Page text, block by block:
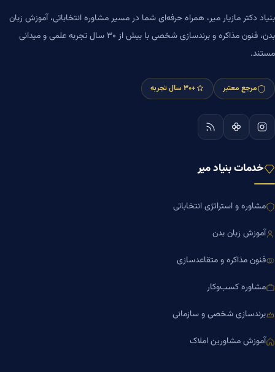
بنیاد دکتر مازیار میر، همراه حرفه‌ای شما در مسیر مشاوره انتخاباتی، آموزش زبان
بدن، فنون مذاکره و برندسازی شخصی با بیش از ۳۰ سال تجربه علمی و میدانی
مستند.
مرجع معتبر +۳۰ سال تجربه
خدمات بنیاد میر
مشاوره و استراتژی انتخاباتی
آموزش زبان بدن
فنون مذاکره و متقاعدسازی
مشاوره کسب‌وکار
برندسازی شخصی و سازمانی
آموزش مشاورین املاک